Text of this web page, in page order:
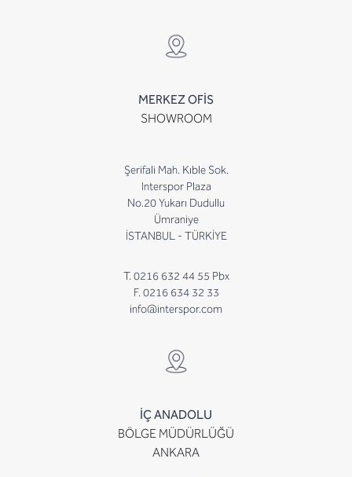
MERKEZ OFİS
SHOWROOM
Şerifali Mah. Kıble Sok.
Interspor Plaza
No.20 Yukarı Dudullu
Ümraniye
İSTANBUL - TÜRKİYE
T. 0216 632 44 55 Pbx
F. 0216 634 32 33
info@interspor.com
İÇ ANADOLU
BÖLGE MÜDÜRLÜĞÜ
ANKARA